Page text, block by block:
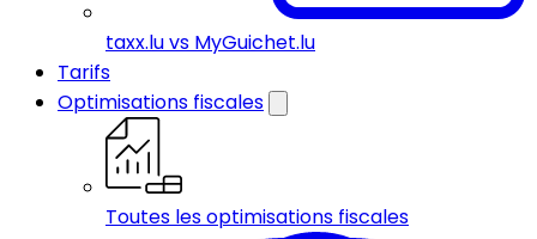
taxx.lu vs MyGuichet.lu
Tarifs
Optimisations fiscales
Toutes les optimisations fiscales